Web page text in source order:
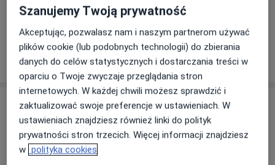
Zobacz galerię (3)
Pokaż więcejo doświadczeniu
Usługi i ceny
Konsultacja ortopedyczna
Od 0 zł Szczegóły Umów wizytę
Szanujemy Twoją prywatność
Akceptując, pozwalasz nam i naszym partnerom używać
plików cookie (lub podobnych technologii) do zbierania
danych do celów statystycznych i dostarczania treści w
oparciu o Twoje zwyczaje przeglądania stron
internetowych. W każdej chwili możesz sprawdzić i
zaktualizować swoje preferencje w ustawieniach. W
ustawieniach znajdziesz również linki do polityk
prywatności stron trzecich. Więcej informacji znajdziesz
w polityka cookies